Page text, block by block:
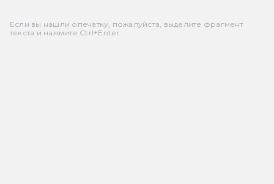
Если вы нашли опечатку, пожалуйста, выделите фрагмент
текста и нажмите Ctrl+Enter.